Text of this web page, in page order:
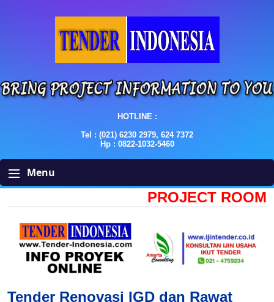
HOTLINE :
Tel : (021) 6230 2979, 624 7372
Hp : 0822-1032-5460
Menu
PROJECT ROOM
Tender Renovasi IGD dan Rawat